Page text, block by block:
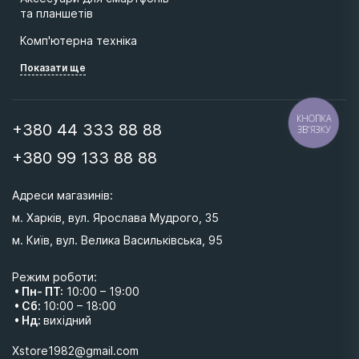
та планшетів
Комп'ютерна техніка
Показати ще
+380 44 333 88 88
+380 99 133 88 88
Адреси магазинів:
м. Харків, вул. Ярослава Мудрого, 35
м. Київ, вул. Велика Васильківська, 95
Режим роботи:
• Пн- ПТ: 10:00 – 19:00
• Сб: 10:00 – 18:00
• Нд: вихідний
Xstore1982@gmail.com
КНОПКА
ЗВ'ЯЗКУ